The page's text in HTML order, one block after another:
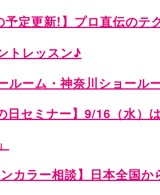
予定更新!】プロ直伝のテ
トレッスン♪
ーム・神奈川ショール
日セミナー】9/16（水）
カラー相談】日本全国